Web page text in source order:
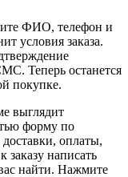
ФИО, телефон и
условия заказа.
Теперь останется
покупке.
выглядит
форму по
оплаты,
заказу написать
найти. Нажмите